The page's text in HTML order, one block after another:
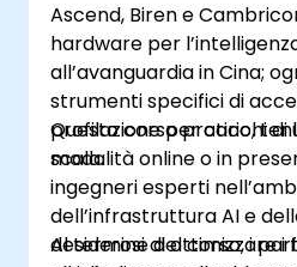
Ascend, Biren e
hardware per
all’avanguardia in Cina;
strumenti specifici di
profilazione per carichi di
scala.
Questo corso pratico,
modalità online o in
ingegneri esperti
dell’infrastruttura AI e
desiderosi di ottimizzare i
Al termine del corso, i